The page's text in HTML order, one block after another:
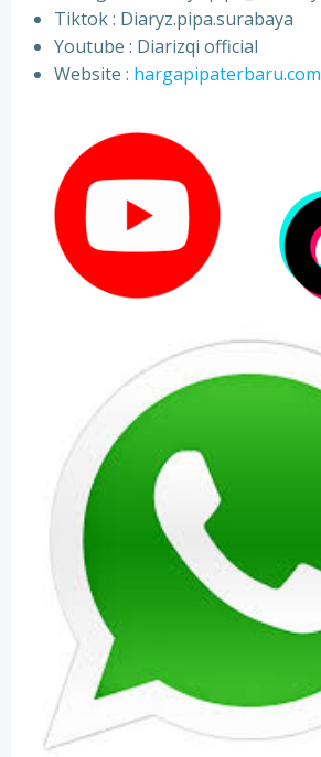
⁠Tiktok : Diaryz.pipa.surabaya
⁠Youtube : Diarizqi official
⁠Website : hargapipaterbaru.com